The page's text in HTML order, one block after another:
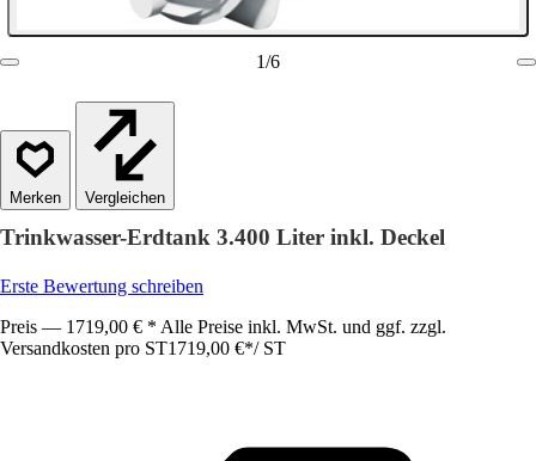
1/6
Vergleichen
Trinkwasser-Erdtank 3.400 Liter inkl. Deckel
Erste Bewertung schreiben
Preis — 1719,00 € * Alle Preise inkl. MwSt. und ggf. zzgl.
Versandkosten pro ST1719,00 €*/ ST